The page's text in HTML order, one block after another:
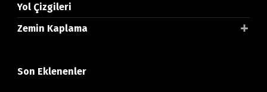
Yol Çizgileri
Zemin Kaplama
Son Eklenenler